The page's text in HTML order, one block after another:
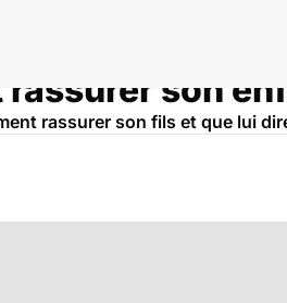
son
rassurer son fils et que lui